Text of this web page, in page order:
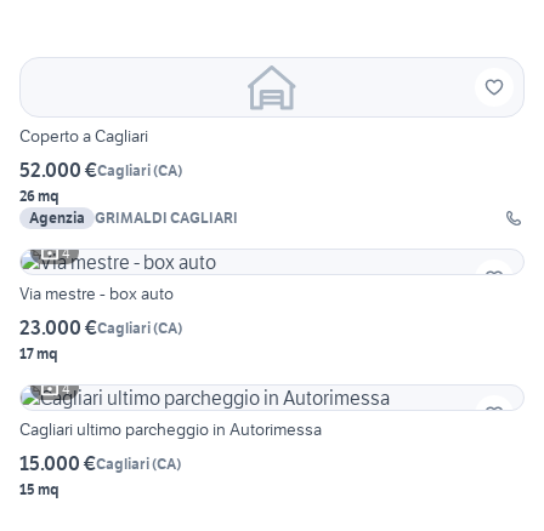
Coperto a Cagliari
52.000 €Cagliari(CA)
26 mq
Agenzia GRIMALDI CAGLIARI
4
Via mestre - box auto
23.000 €Cagliari(CA)
17 mq
4
Cagliari ultimo parcheggio in Autorimessa
15.000 €Cagliari(CA)
15 mq